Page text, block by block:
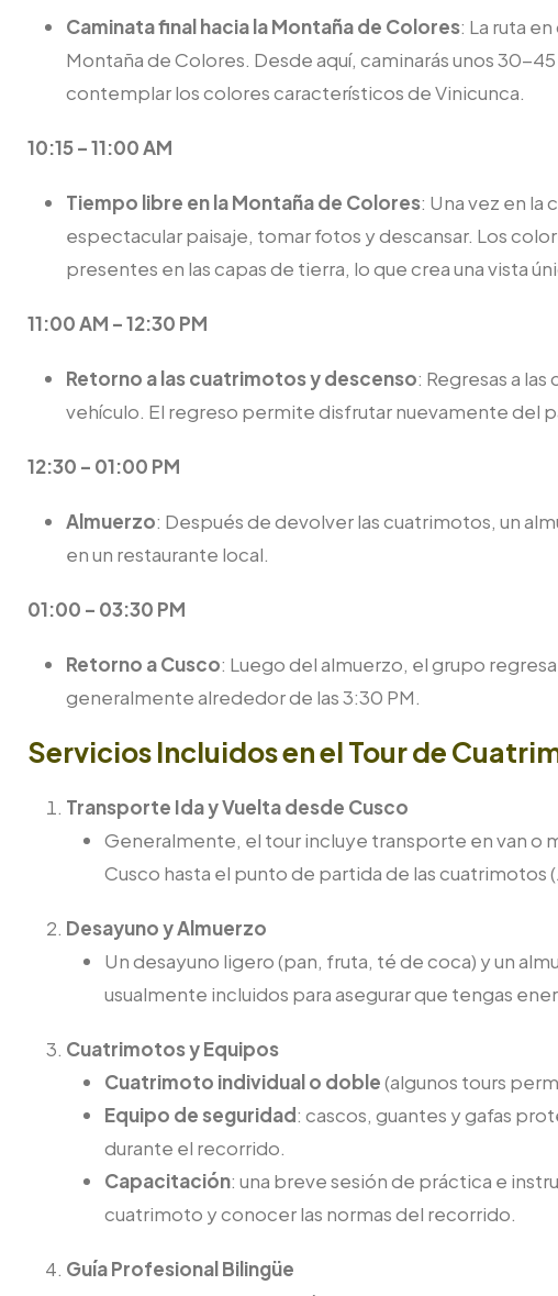
Caminata final hacia la Montaña de Colores: La ruta
Montaña de Colores. Desde aquí, caminarás unos 30-
contemplar los colores característicos de Vinicunca.
10:15 – 11:00 AM
Tiempo libre en la Montaña de Colores: Una vez en
espectacular paisaje, tomar fotos y descansar. Los
presentes en las capas de tierra, lo que crea una vista
11:00 AM – 12:30 PM
Retorno a las cuatrimotos y descenso: Regresas a
vehículo. El regreso permite disfrutar nuevamente del
12:30 – 01:00 PM
Almuerzo: Después de devolver las cuatrimotos, un
en un restaurante local.
01:00 – 03:30 PM
Retorno a Cusco: Luego del almuerzo, el grupo
generalmente alrededor de las 3:30 PM.
Servicios Incluidos en el Tour de
Transporte Ida y Vuelta desde Cusco
Generalmente, el tour incluye transporte en van o
Cusco hasta el punto de partida de las cuatrimotos
Desayuno y Almuerzo
Un desayuno ligero (pan, fruta, té de coca) y un
usualmente incluidos para asegurar que tengas
Cuatrimotos y Equipos
Cuatrimoto individual o doble(algunos tours
Equipo de seguridad: cascos, guantes y gafas
durante el recorrido.
Capacitación: una breve sesión de práctica e
cuatrimoto y conocer las normas del recorrido.
Guía Profesional Bilingüe